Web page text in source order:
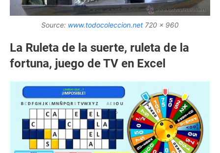
Source: www.todocoleccion.net 720 x 960
La Ruleta de la suerte, ruleta de la
fortuna, juego de TV en Excel